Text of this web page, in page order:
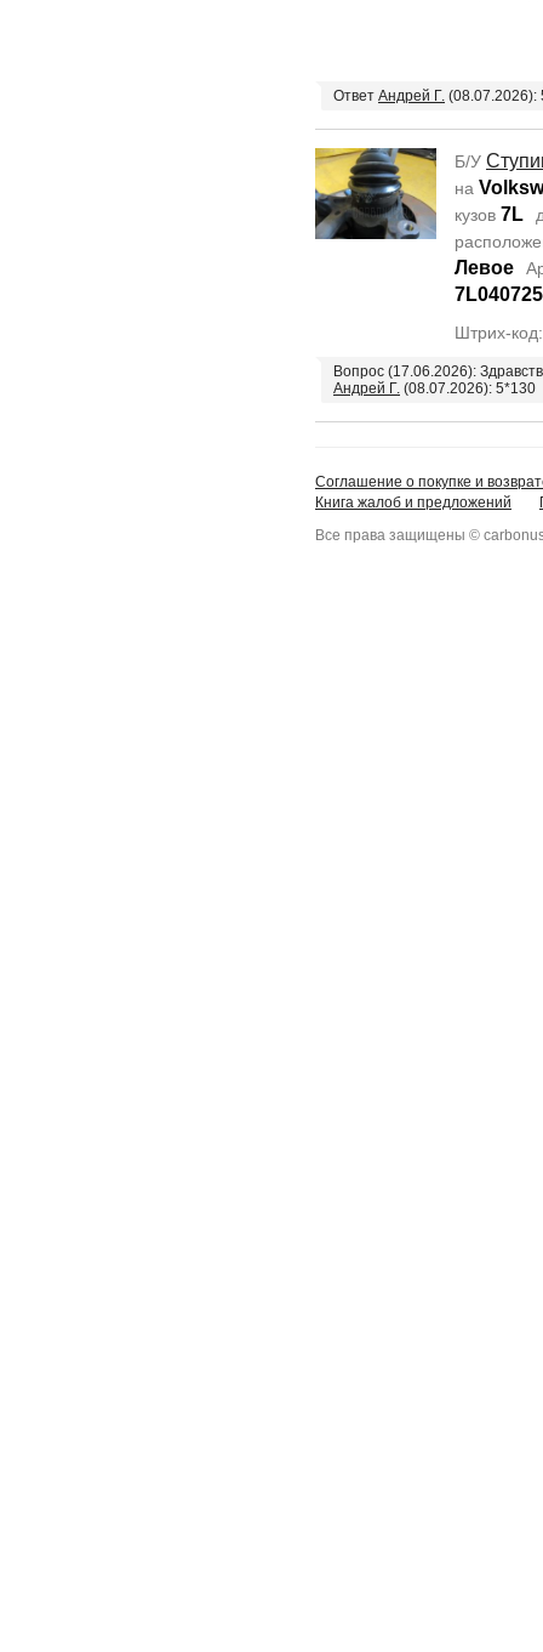
Ответ Андрей Г. (08.07.2026):
Б/У
на
кузов 7L
Левое
Штрих-
Вопрос (17.06.2026):
Андрей Г. (08.07.2026): 5*130
Соглашение о покупке и
Книга жалоб и предложений
Все права защищены ©